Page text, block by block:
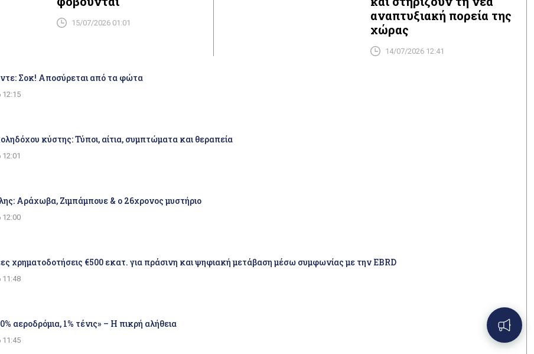
15/07/2026 01:01
αναπτυξιακή πορεία της
χώρας
14/07/2026 12:41
Σοκ! Αποσύρεται από τα φώτα
12:15
κύστης: Τύποι, αίτια, συμπτώματα και θεραπεία
Αράχωβα, Ζιμπάμπουε & ο 26χρονος μυστήριο
12:00
χρηματοδοτήσεις €500 εκατ. για πράσινη και ψηφιακή μετάβαση μέσω συμφωνίας με την EBRD
11:48
αεροδρόμια, 1% τένις» – Η πικρή αλήθεια
11:45